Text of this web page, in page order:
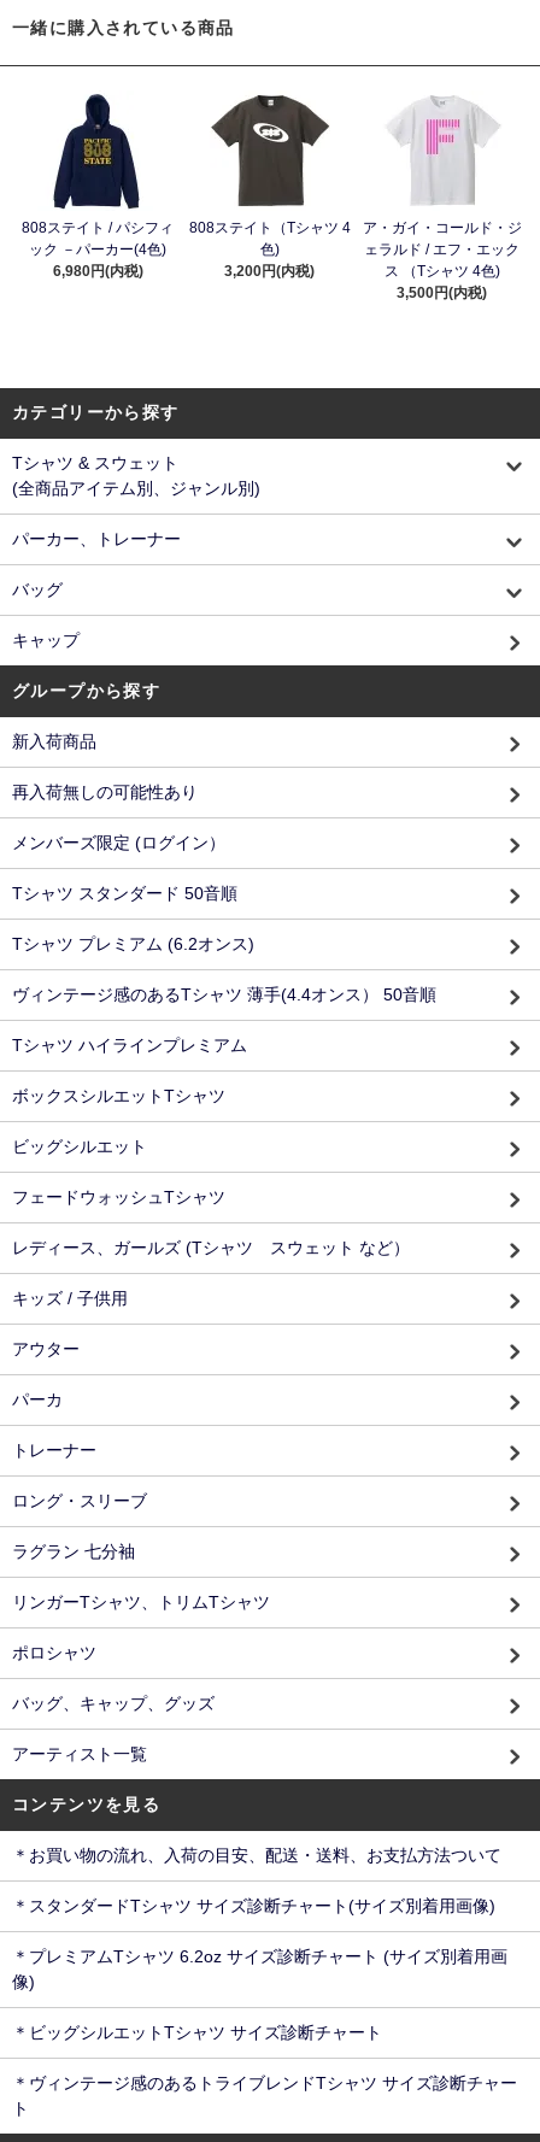
一緒に購入されている商品
808ステイト / パシフィ
ック －パーカー(4色)
6,980円(内税)
808ステイト（Tシャツ 4
色)
3,200円(内税)
ア・ガイ・コールド・ジ
ェラルド / エフ・エック
ス （Tシャツ 4色)
3,500円(内税)
カテゴリーから探す
Tシャツ & スウェット
(全商品アイテム別、ジャンル別)
パーカー、トレーナー
バッグ
キャップ
グループから探す
新入荷商品
再入荷無しの可能性あり
メンバーズ限定 (ログイン）
Tシャツ スタンダード 50音順
Tシャツ プレミアム (6.2オンス)
ヴィンテージ感のあるTシャツ 薄手(4.4オンス） 50音順
Tシャツ ハイラインプレミアム
ボックスシルエットTシャツ
ビッグシルエット
フェードウォッシュTシャツ
レディース、ガールズ (Tシャツ スウェット など）
キッズ / 子供用
アウター
パーカ
トレーナー
ロング・スリーブ
ラグラン 七分袖
リンガーTシャツ、トリムTシャツ
ポロシャツ
バッグ、キャップ、グッズ
アーティスト一覧
コンテンツを見る
＊お買い物の流れ、入荷の目安、配送・送料、お支払方法ついて
＊スタンダードTシャツ サイズ診断チャート(サイズ別着用画像)
＊プレミアムTシャツ 6.2oz サイズ診断チャート (サイズ別着用画
像)
＊ビッグシルエットTシャツ サイズ診断チャート
＊ヴィンテージ感のあるトライブレンドTシャツ サイズ診断チャー
ト